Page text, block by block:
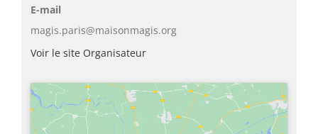
E-mail
magis.paris@maisonmagis.org
Voir le site Organisateur